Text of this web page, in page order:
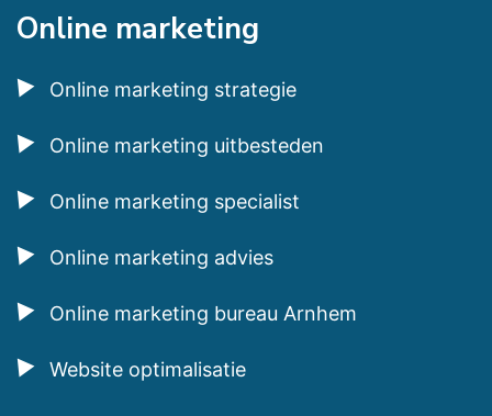
Online marketing
Online marketing strategie
Online marketing uitbesteden
Online marketing specialist
Online marketing advies
Online marketing bureau Arnhem
Website optimalisatie